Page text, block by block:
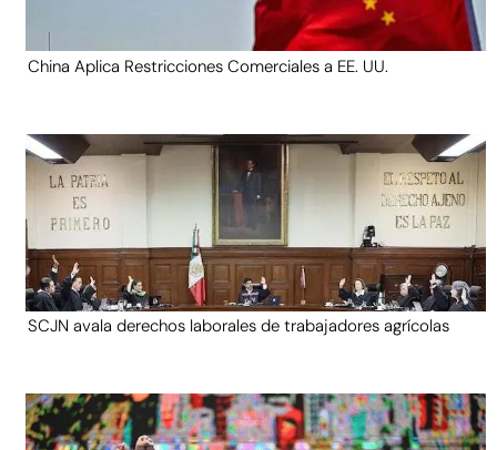
China Aplica Restricciones Comerciales a EE. UU.
SCJN avala derechos laborales de trabajadores agrícolas